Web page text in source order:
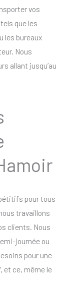
vos
que les
les bureaux
Nous
allant jusqu’au
pour tous
travaillons
clients. Nous
journée ou
pour une
et ce, même le